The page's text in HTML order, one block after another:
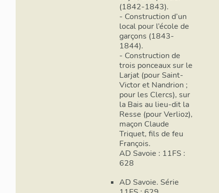
(1842-1843).
- Construction d’un
local pour l’école de
garçons (1843-
1844).
- Construction de
trois ponceaux sur le
Larjat (pour Saint-
Victor et Nandrion ;
pour les Clercs), sur
la Bais au lieu-dit la
Resse (pour Verlioz),
maçon Claude
Triquet, fils de feu
François.
AD Savoie : 11FS :
628
AD Savoie. Série